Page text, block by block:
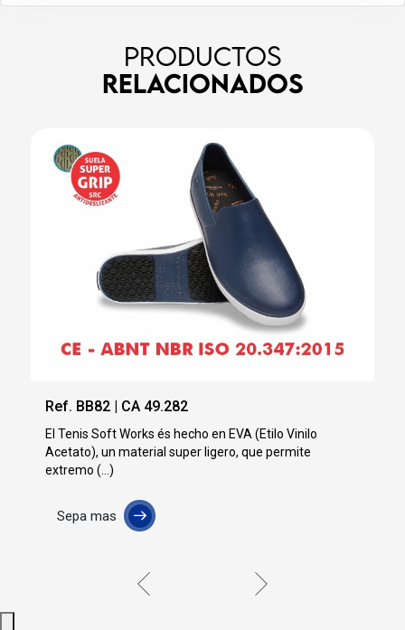
PRODUCTOS
RELACIONADOS
49.282
és hecho en EVA (Etilo Vinilo
super ligero, que permite
Hecho en EVA (Etilo
Works posee design